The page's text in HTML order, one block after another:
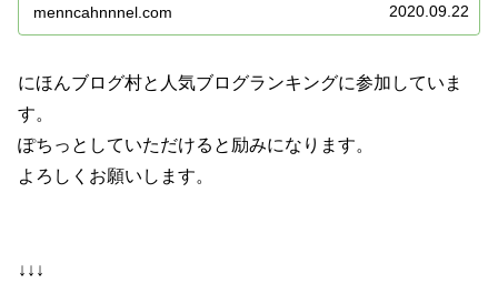
menncahnnnel.com 2020.09.22
にほんブログ村と人気ブログランキングに参加していま
す。
ぽちっとしていただけると励みになります。
よろしくお願いします。
↓↓↓